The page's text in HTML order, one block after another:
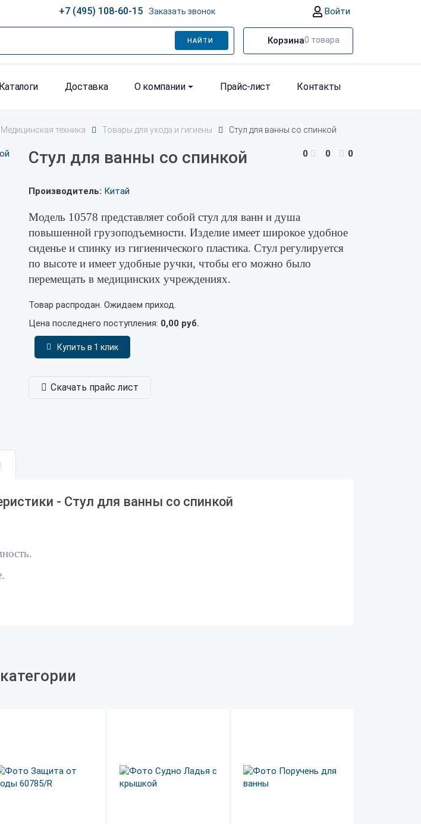
+7 (495) 108-60-15 Заказать звонок Войти
НАЙТИ Корзина0 товара
Каталоги Доставка О компании Прайс-лист Контакты
Медицинская техника Товары для ухода и гигиены Стул для ванны со спинкой
Стул для ванны со спинкой 0 0 0
Производитель: Китай
Модель 10578 представляет собой стул для ванн и душа
повышенной грузоподъемности. Изделие имеет широкое удобное
сиденье и спинку из гигиенического пластика. Стул регулируется
по высоте и имеет удобные ручки, чтобы его можно было
перемещать в медицинских учреждениях.
Товар распродан. Ожидаем приход.
Цена последнего поступления: 0,00 руб.
Купить в 1 клик
Скачать прайс лист
- Стул для ванны со спинкой